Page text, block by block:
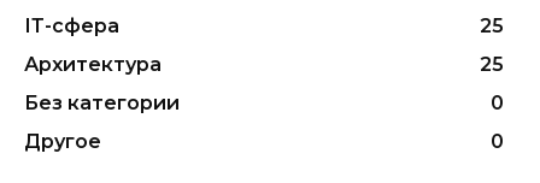
ІТ-сфера
25
Архитектура
25
Без категории
0
Другое
0